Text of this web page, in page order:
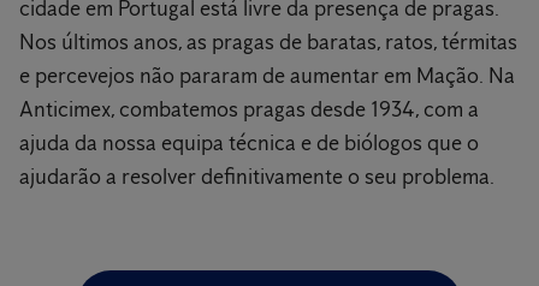
cidade em Portugal está livre da presença de pragas.
Nos últimos anos, as pragas de baratas, ratos, térmitas
e percevejos não pararam de aumentar em Mação. Na
Anticimex, combatemos pragas desde 1934, com a
ajuda da nossa equipa técnica e de biólogos que o
ajudarão a resolver definitivamente o seu problema.